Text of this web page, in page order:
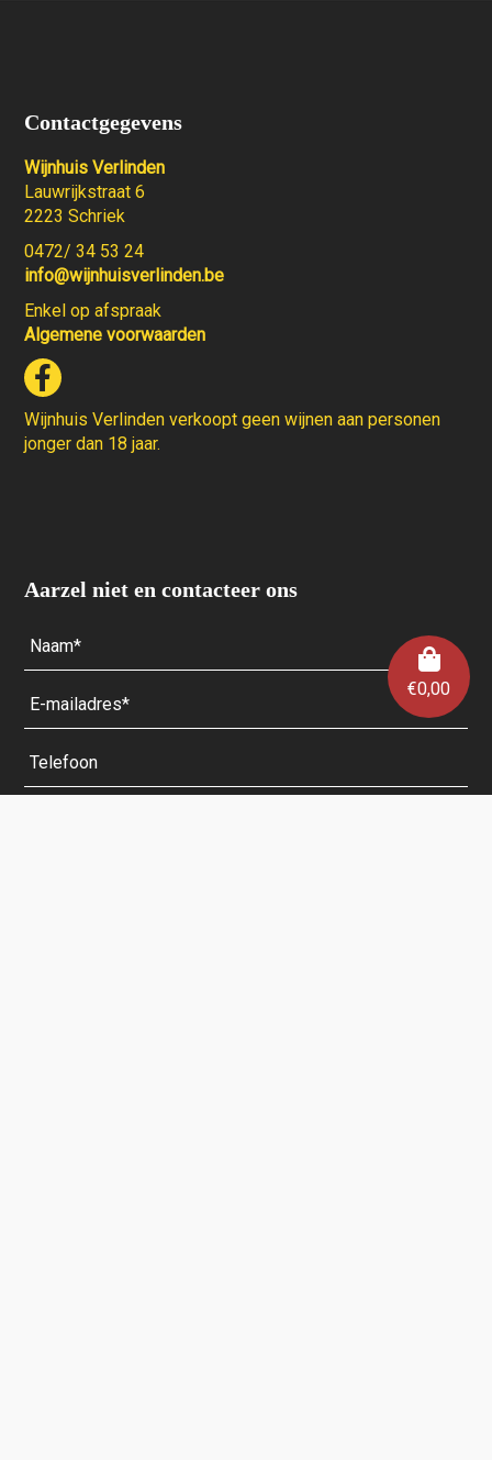
€0,00
Contactgegevens
Wijnhuis Verlinden
Lauwrijkstraat 6
2223 Schriek
0472/ 34 53 24
info@wijnhuisverlinden.be
Enkel op afspraak
Algemene voorwaarden
Wijnhuis Verlinden verkoopt geen wijnen aan personen
jonger dan 18 jaar.
Aarzel niet en contacteer ons